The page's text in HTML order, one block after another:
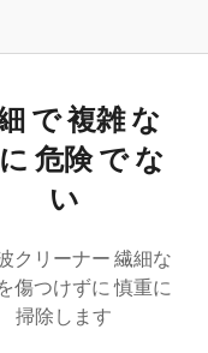
で 複雑 な
危険 で な
い
クリーナー 繊細な
傷つけずに 慎重に
掃除します